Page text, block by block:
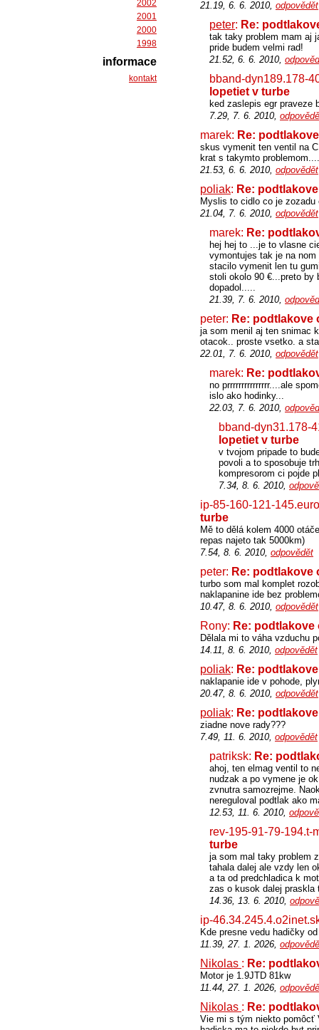
21.19, 6. 6. 2010, odpovědět
peter: Re:
tak taky problem mam aj
pride budem velmi rad!
21.52, 6. 6. 2010,
bband-dyn189.178-
lopetiet v turbe
ked zaslepis egr praveze
7.29, 7. 6. 2010,
marek: Re:
skus vymenit ten ventil na
krat s takymto problemom....
21.53, 6. 6. 2010, odpovědět
poliak: Re:
Myslis to cidlo co je
21.04, 7. 6. 2010, odpovědět
marek: Re:
hej hej to ...je to vlasne
vymontujes tak je na
stacilo vymenit len tu
stoli okolo 90 €...preto by
dopadol.....
21.39, 7. 6. 2010,
peter: Re: podtlakove
ja som menil aj ten snimac
otacok.. proste vsetko. a
22.01, 7. 6. 2010, odpovědět
marek: Re:
no prrrrrrrrrrrrrrr....ale
islo ako hodinky...
22.03, 7. 6. 2010,
bband-dyn31.178-
lopetiet v turbe
v tvojom pripade to
povoli a to sposobuje
kompresorom ci pojde
7.34, 8. 6. 2010,
ip-85-160-121-
turbe
Mě to dělá kolem 4000
repas najeto tak 5000km)
7.54, 8. 6. 2010, odpovědět
peter: Re: podtlakove
turbo som mal komplet
naklapanine ide bez
10.47, 8. 6. 2010, odpovědět
Rony: Re:
Dělala mi to váha vzduchu
14.11, 8. 6. 2010, odpovědět
poliak: Re:
naklapanie ide v pohode,
20.47, 8. 6. 2010, odpovědět
poliak: Re:
ziadne nove rady???
7.49, 11. 6. 2010, odpovědět
patriksk: Re:
ahoj, ten elmag ventil to
nudzak a po vymene je
zvnutra samozrejme.
nereguloval podtlak ako
12.53, 11. 6. 2010,
rev-195-91-79-194.t-
turbe
ja som mal taky problem
tahala dalej ale vzdy len
a ta od predchladica k
zas o kusok dalej
14.36, 13. 6. 2010,
ip-
Kde presne vedu hadičky
11.39, 27. 1. 2026,
Nikolas : Re:
Motor je 1.9JTD 81kw
11.44, 27. 1. 2026,
Nikolas : Re:
Vie mi s tým niekto pomôcť
2002
2001
2000
1998
informace
kontakt